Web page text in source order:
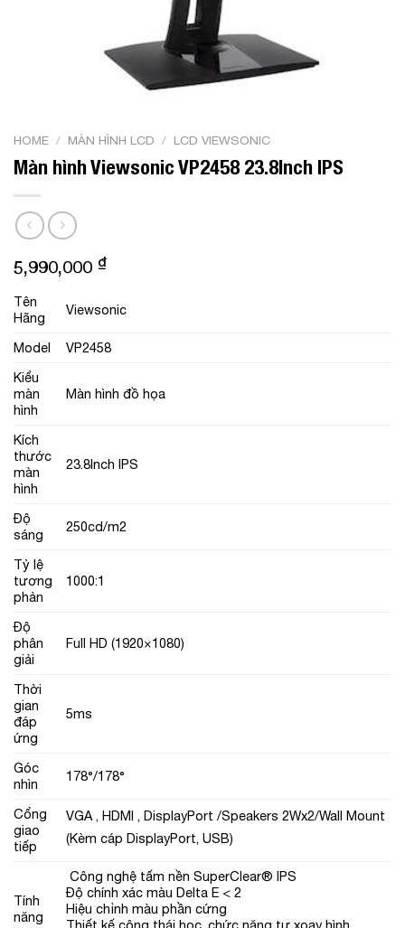
HOME / MÀN HÌNH LCD / LCD VIEWSONIC
Màn hình Viewsonic VP2458 23.8Inch IPS
5,990,000 ₫
Tên
Hãng
Viewsonic
Model
VP2458
Kiểu
màn
hình
Màn hình đồ họa
Kích
thước
màn
hình
23.8Inch IPS
Độ
sáng
250cd/m2
Tỷ lệ
tương
phản
1000:1
Độ
phân
giải
Full HD (1920×1080)
Thời
gian
đáp
ứng
5ms
Góc
nhìn
178°/178°
Cổng
giao
tiếp
VGA , HDMI , DisplayPort /Speakers 2Wx2/Wall Mount
(Kèm cáp DisplayPort, USB)
Tính
năng
Công nghệ tấm nền SuperClear® IPS
Độ chính xác màu Delta E < 2
Hiệu chỉnh màu phần cứng
Thiết kế công thái học, chức năng tự xoay hình